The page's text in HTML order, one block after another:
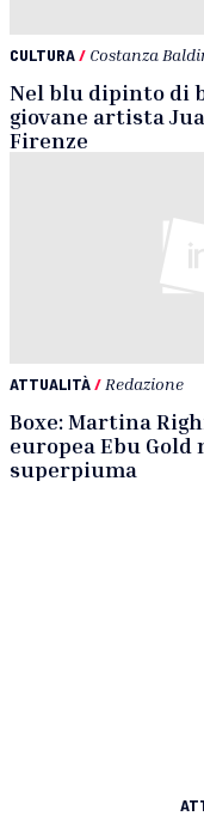
CULTURA/ Costanza
Nel blu dipinto di
giovane artista
Firenze
ATTUALITÀ/ Redazione
Boxe: Martina
europea Ebu Gold
superpiuma